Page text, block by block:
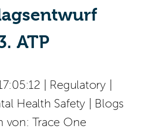
Contact Us
ATP
Regulatory|
Health Safety
Blogs
von:Trace One